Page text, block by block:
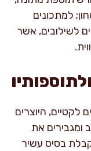
למתכונים
לשילובים, אשר
לקטיים, היוצרים
ומגבירים את
בסיס עשיר